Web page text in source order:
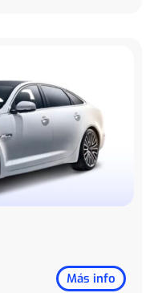
Más info